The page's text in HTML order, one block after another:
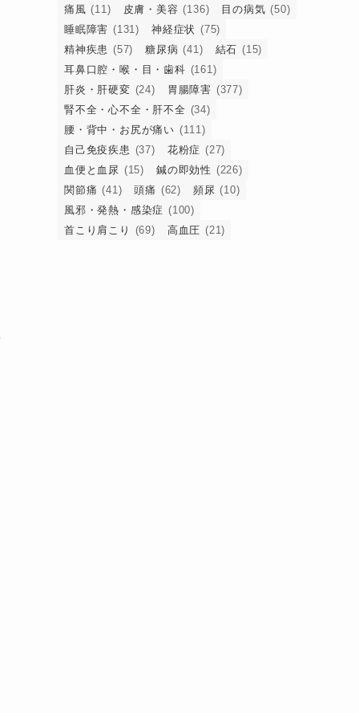
痛風 (11) 皮膚・美容 (136) 目の病気 (50)
睡眠障害 (131) 神経症状 (75)
精神疾患 (57) 糖尿病 (41) 結石 (15)
耳鼻口腔・喉・目・歯科 (161)
肝炎・肝硬変 (24) 胃腸障害 (377)
腎不全・心不全・肝不全 (34)
腰・背中・お尻が痛い (111)
自己免疫疾患 (37) 花粉症 (27)
血便と血尿 (15) 鍼の即効性 (226)
関節痛 (41) 頭痛 (62) 頻尿 (10)
風邪・発熱・感染症 (100)
首こり肩こり
(69) 高血圧 (21)